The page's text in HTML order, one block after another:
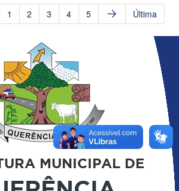
1 2 3 4 5 Última
MUNICIPAL DE